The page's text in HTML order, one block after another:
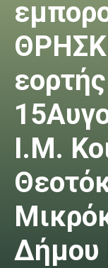
Ι.Μ.
Δήμου